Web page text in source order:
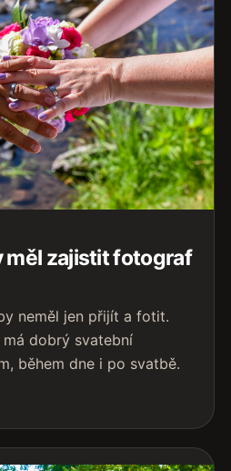
měl zajistit fotograf
neměl jen přijít a fotit.
dobrý svatební
během dne i po svatbě.